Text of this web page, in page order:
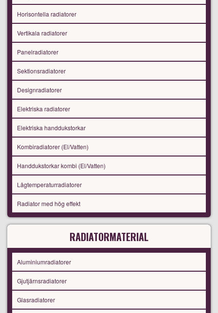
Horisontella radiatorer
Vertikala radiatorer
Panelradiatorer
Sektionsradiatorer
Designradiatorer
Elektriska radiatorer
Elektriska handdukstorkar
Kombiradiatorer (El/Vatten)
Handdukstorkar kombi (El/Vatten)
Lågtemperaturradiatorer
Radiator med hög effekt
RADIATORMATERIAL
Aluminiumradiatorer
Gjutjärnsradiatorer
Glasradiatorer